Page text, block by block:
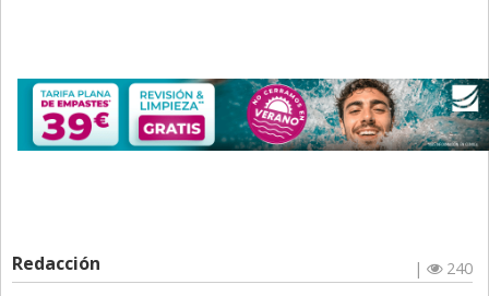
Redacción |
240